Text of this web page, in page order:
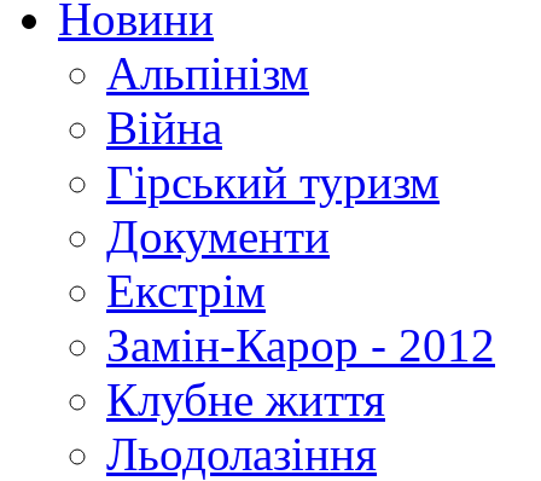
Новини
Альпінізм
Війна
Гірський туризм
Документи
Екстрім
Замін-Карор - 2012
Клубне життя
Льодолазіння